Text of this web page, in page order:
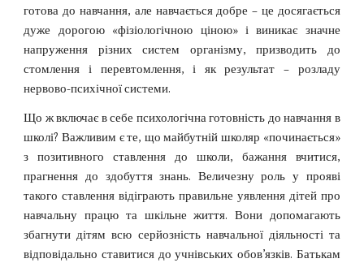
готова до навчання, але навчається добре – це досягається
дуже дорогою «фізіологічною ціною» і виникає значне
напруження різних систем організму, призводить до
стомлення і перевтомлення, і як результат – розладу
нервово-психічної системи.
Що ж включає в себе психологічна готовність до навчання в
школі? Важливим є те, що майбутній школяр «починається»
з позитивного ставлення до школи, бажання вчитися,
прагнення до здобуття знань. Величезну роль у прояві
такого ставлення відіграють правильне уявлення дітей про
навчальну працю та шкільне життя. Вони допомагають
збагнути дітям всю серйозність навчальної діяльності та
відповідально ставитися до учнівських обов’язків. Батькам